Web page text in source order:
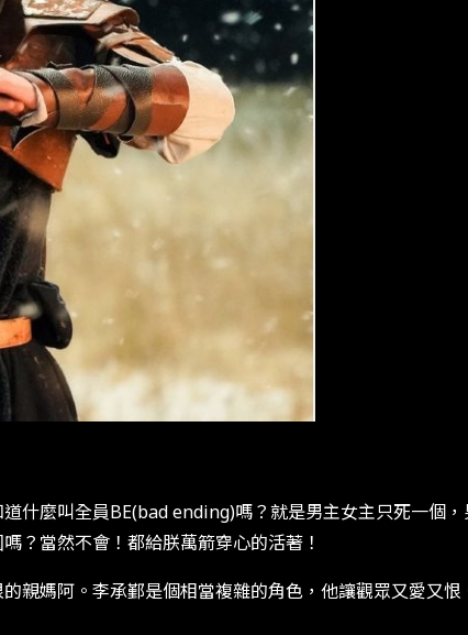
什麼叫全員BE(bad ending)嗎？就是男主女主只死一個
？當然不會！都給朕萬箭穿心的活著！
親媽阿。李承鄞是個相當複雜的角色，他讓觀眾又愛又